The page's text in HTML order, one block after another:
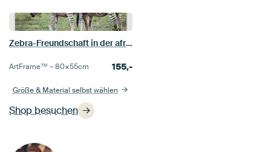
Shop besuchen
Zebra-Freundschaft in der afrikanischen Savanne
ArtFrame™ –80×55cm 155,-
Größe & Material selbst wählen